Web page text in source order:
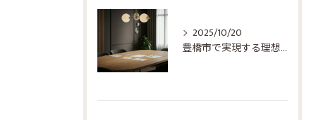
2025/10/20
豊橋市で実現する理想のリフォーム：成功の秘訣